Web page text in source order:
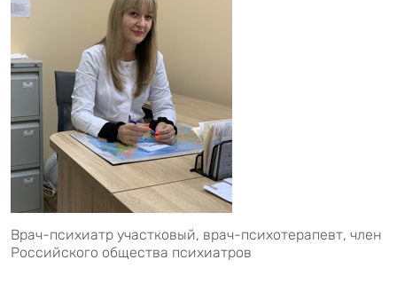
Врач-психиатр участковый, врач-психотерапевт, член
Российского общества психиатров